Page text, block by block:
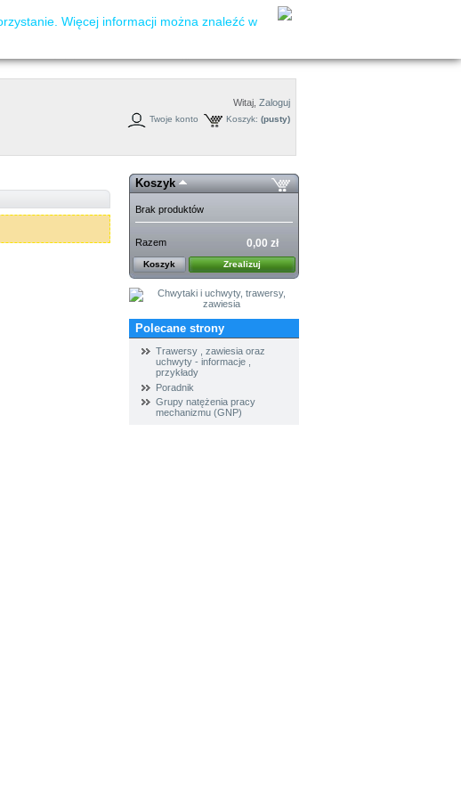
Więcej informacji można znaleźć w
Witaj,Zaloguj
Koszyk: (pusty)
Twoje konto
Koszyk
Brak produktów
Razem 0,00 zł
Koszyk Zrealizuj
Polecane strony
Trawersy , zawiesia oraz
uchwyty - informacje ,
przykłady
Poradnik
Grupy natężenia pracy
mechanizmu (GNP)